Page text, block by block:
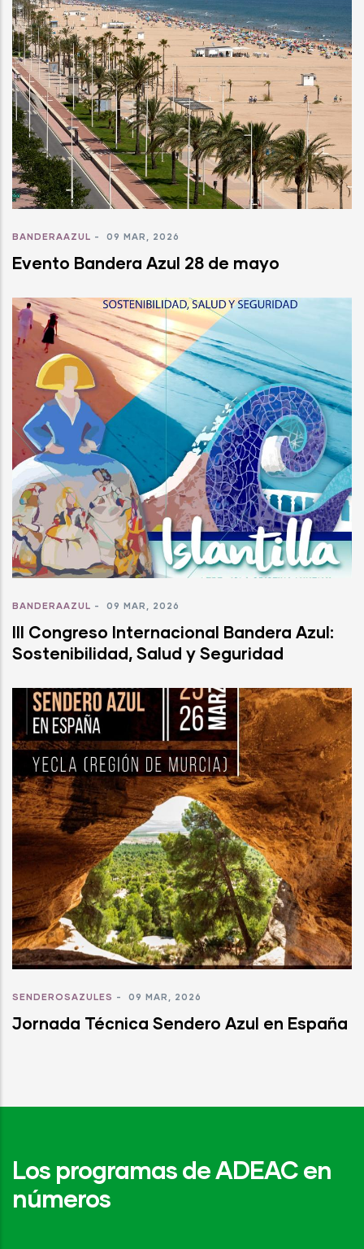
BANDERAAZUL - 09 MAR, 2026
Evento Bandera Azul 28 de mayo
BANDERAAZUL - 09 MAR, 2026
III Congreso Internacional Bandera Azul:
Sostenibilidad, Salud y Seguridad
SENDEROSAZULES - 09 MAR, 2026
Jornada Técnica Sendero Azul en España
Los programas de ADEAC en
números